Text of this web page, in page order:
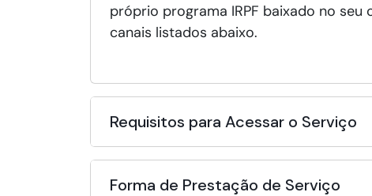
próprio programa IRPF baixado no
canais listados abaixo.
Requisitos para Acessar o Serviço
Forma de Prestação de Serviço